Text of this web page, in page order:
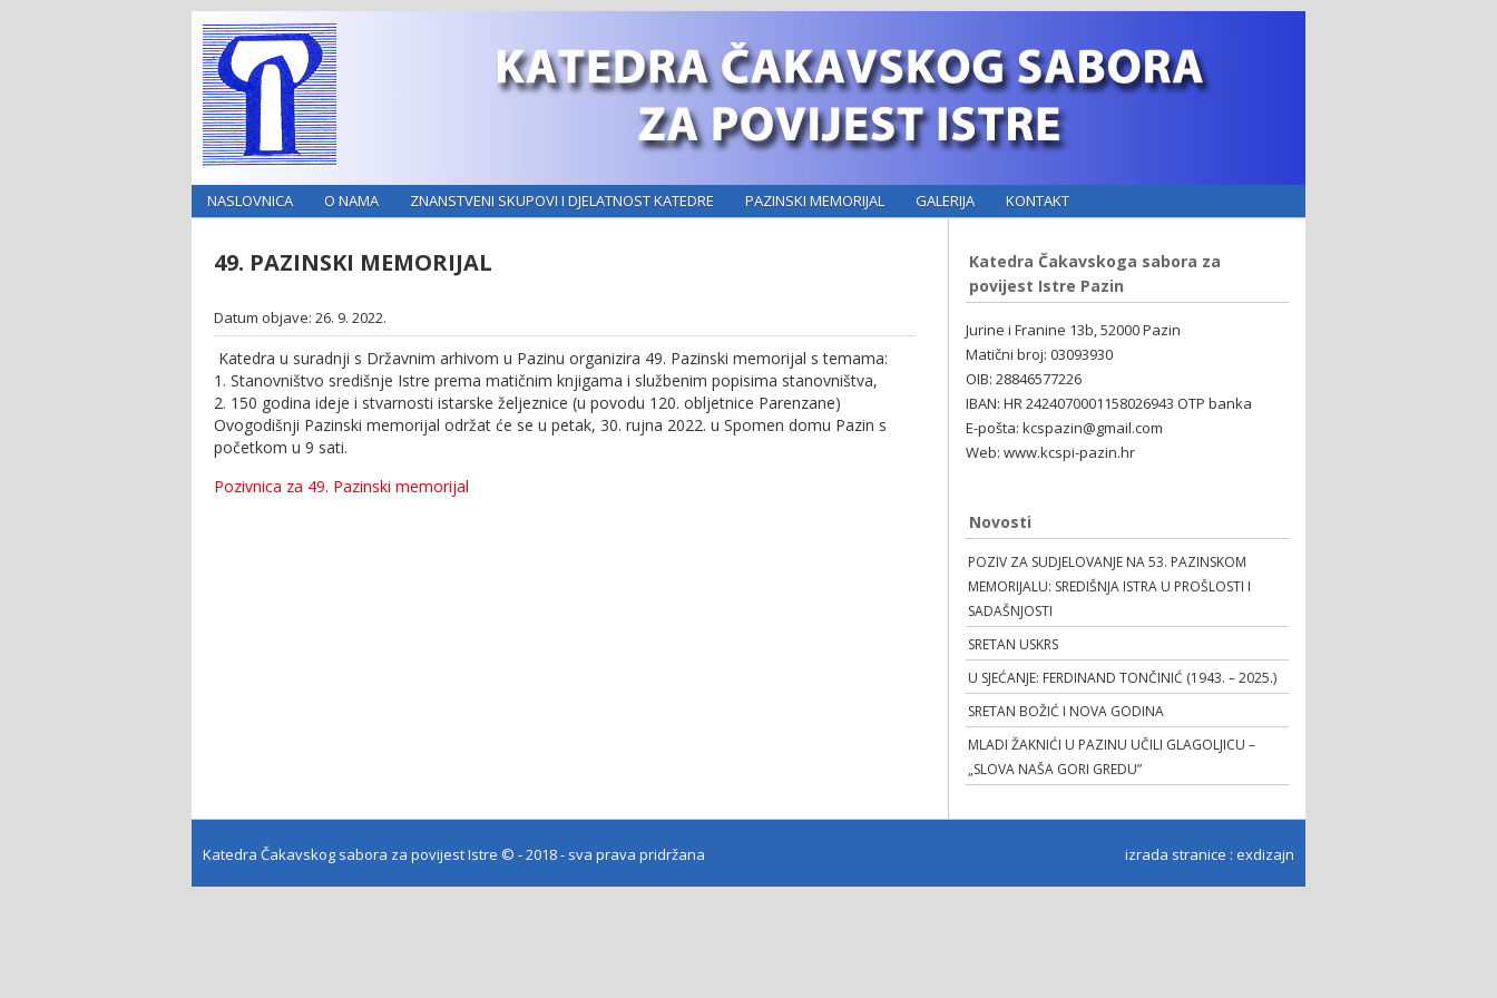
NASLOVNICA O NAMA ZNANSTVENI SKUPOVI I DJELATNOST KATEDRE PAZINSKI MEMORIJAL GALERIJA KONTAKT
49. PAZINSKI MEMORIJAL
Datum objave: 26. 9. 2022.
Katedra u suradnji s Državnim arhivom u Pazinu organizira 49. Pazinski memorijal s temama:
1. Stanovništvo središnje Istre prema matičnim knjigama i službenim popisima stanovništva,
2. 150 godina ideje i stvarnosti istarske željeznice (u povodu 120. obljetnice Parenzane)
Ovogodišnji Pazinski memorijal održat će se u petak, 30. rujna 2022. u Spomen domu Pazin s
početkom u 9 sati.
Pozivnica za 49. Pazinski memorijal
Katedra Čakavskoga sabora za
povijest Istre Pazin
Jurine i Franine 13b, 52000 Pazin
Matični broj: 03093930
OIB: 28846577226
IBAN: HR 2424070001158026943 OTP banka
E-pošta: kcspazin@gmail.com
Web: www.kcspi-pazin.hr
Novosti
POZIV ZA SUDJELOVANJE NA 53. PAZINSKOM
MEMORIJALU: SREDIŠNJA ISTRA U PROŠLOSTI I
SADAŠNJOSTI
SRETAN USKRS
U SJEĆANJE: FERDINAND TONČINIĆ (1943. – 2025.)
SRETAN BOŽIĆ I NOVA GODINA
MLADI ŽAKNIĆI U PAZINU UČILI GLAGOLJICU –
„SLOVA NAŠA GORI GREDU”
Katedra Čakavskog sabora za povijest Istre © - 2018 - sva prava pridržana izrada stranice : exdizajn